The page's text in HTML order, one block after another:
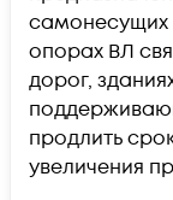
самонесущих
опорах ВЛ
дорог,
продлить
увеличения